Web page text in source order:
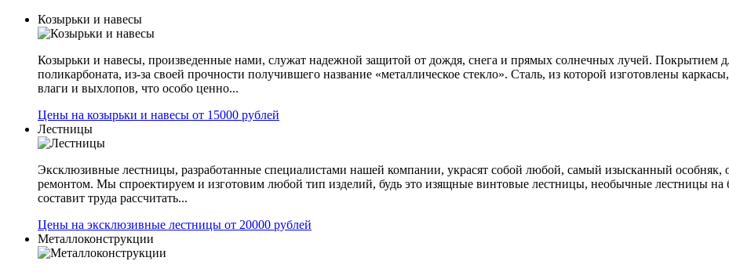
Козырьки и навесы
Козырьки и навесы, произведенные нами, служат надежной защитой от дождя, снега и прямых солнечных лучей. Покрытием
поликарбоната, из-за своей прочности получившего название «металлическое стекло». Сталь, из которой изготовлены
влаги и выхлопов, что особо ценно...
Цены на козырьки и навесы от 15000 рублей
Лестницы
Эксклюзивные лестницы, разработанные специалистами нашей компании, украсят собой любой, самый изысканный
ремонтом. Мы спроектируем и изготовим любой тип изделий, будь это изящные винтовые лестницы, необычные лестницы на
составит труда рассчитать...
Цены на эксклюзивные лестницы от 20000 рублей
Металлоконструкции